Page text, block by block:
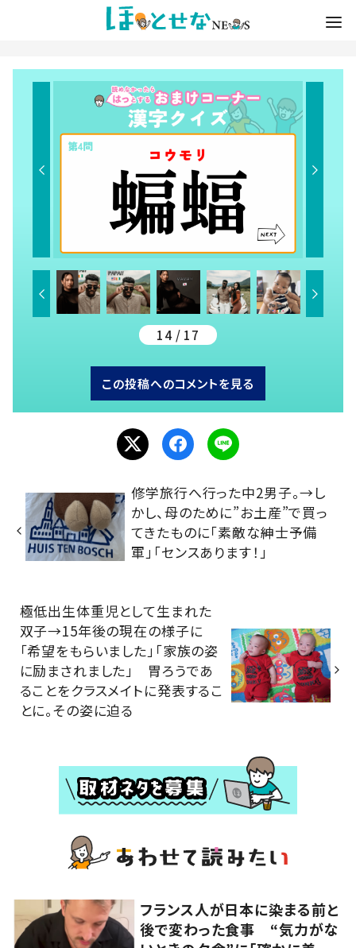
14 / 17
この投稿へのコメントを見る
修学旅行へ行った中2男子。→し
かし、母のために”お土産”で買っ
てきたものに「素敵な紳士予備
軍」「センスあります！」
極低出生体重児として生まれた
双子→15年後の現在の様子に
「希望をもらいました」「家族の姿
に励まされました」 胃ろうであ
ることをクラスメイトに発表するこ
とに。その姿に迫る
フランス人が日本に染まる前と
後で変わった食事 “気力がな